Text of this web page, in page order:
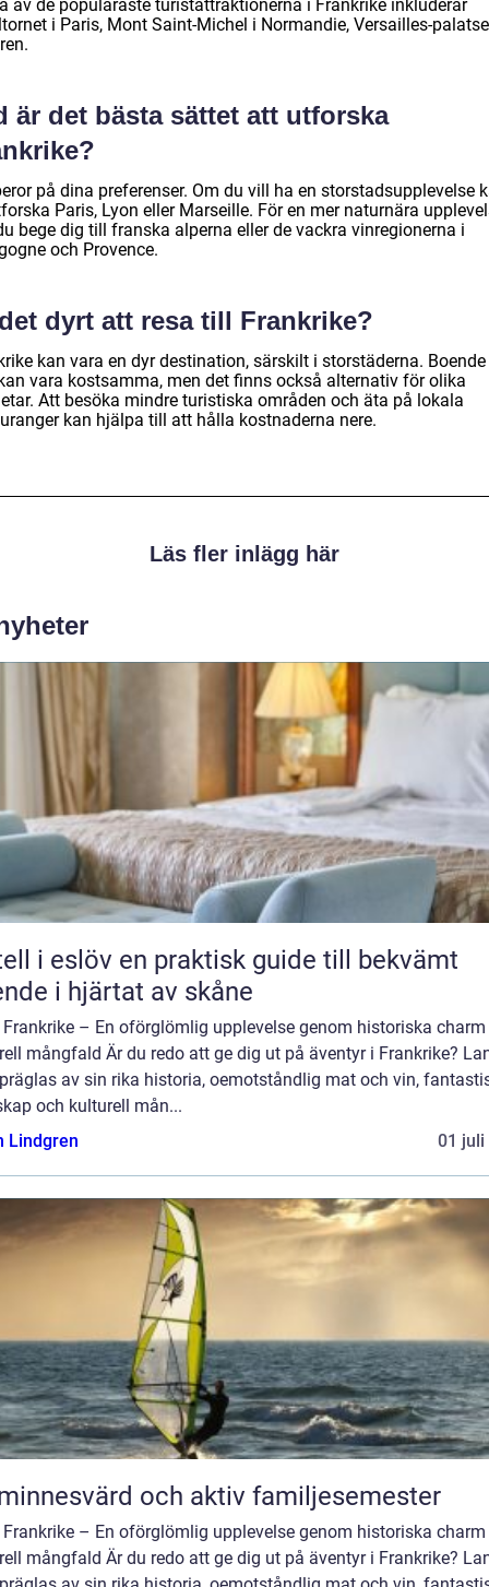
av de populäraste turistattraktionerna i Frankrike inkluderar
i Paris, Mont Saint-Michel i Normandie, Versailles-
är det bästa sättet att utforska
på dina preferenser. Om du vill ha en storstadsupplevelse
Paris, Lyon eller Marseille. För en mer naturnära
bege dig till franska alperna eller de vackra vinregionerna i
och Provence.
dyrt att resa till Frankrike?
kan vara en dyr destination, särskilt i storstäderna.
vara kostsamma, men det finns också alternativ för olika
Att besöka mindre turistiska områden och äta på lokala
kan hjälpa till att hålla kostnaderna nere.
Läs fler inlägg här
en praktisk guide till bekvämt
i hjärtat av skåne
Frankrike – En oförglömlig upplevelse genom historiska
mångfald Är du redo att ge dig ut på äventyr i Frankrike?
av sin rika historia, oemotståndlig mat och vin,
och kulturell mån...
Lindgren
01 juli
och aktiv familjesemester
Frankrike – En oförglömlig upplevelse genom historiska
mångfald Är du redo att ge dig ut på äventyr i Frankrike?